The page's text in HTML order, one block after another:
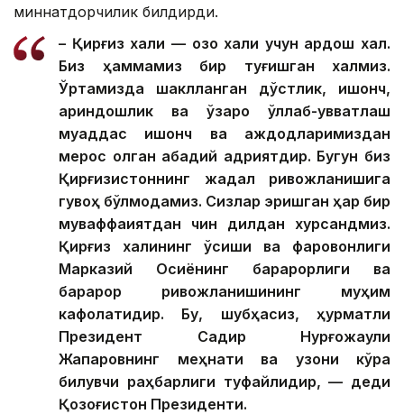
миннатдорчилик билдирди.
– Қирғиз халқи — қозоқ халқи учун қардош халқ.
Биз ҳаммамиз бир туғишган халқмиз.
Ўртамизда шаклланган дўстлик, ишонч,
қариндошлик ва ўзаро қўллаб-қувватлаш
муқаддас ишонч ва аждодларимиздан
мерос қолган абадий қадриятдир. Бугун биз
Қирғизистоннинг жадал ривожланишига
гувоҳ бўлмоқдамиз. Сизлар эришган ҳар бир
муваффақиятдан чин дилдан хурсандмиз.
Қирғиз халқининг ўсиши ва фаровонлиги
Марказий Осиёнинг барқарорлиги ва
барқарор ривожланишининг муҳим
кафолатидир. Бу, шубҳасиз, ҳурматли
Президент Садир Нурғожаули
Жапаровнинг меҳнати ва узоқни кўра
билувчи раҳбарлиги туфайлидир, — деди
Қозоғистон Президенти.